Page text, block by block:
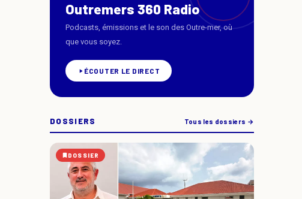
Outremers 360 Radio
Podcasts, émissions et le son des Outre-mer, où
que vous soyez.
ÉCOUTER LE DIRECT
DOSSIERS Tous les dossiers →
DOSSIER